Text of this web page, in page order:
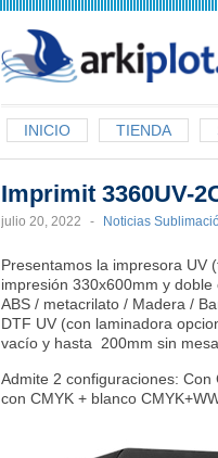
INICIO TIENDA
Imprimit 3360UV-
julio 20, 2022 - Noticias
Presentamos la impresora UV
impresión 330x600mm y doble
ABS / metacrilato / Madera /
DTF UV (con laminadora
vacío y hasta 200mm sin
Admite 2 configuraciones: Con
con CMYK + blanco